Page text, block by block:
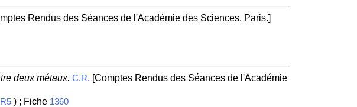
Rendus des Séances de l'Académie des Sciences. Paris.]
deux métaux. C.R. [Comptes Rendus des Séances de l'Académie
R5) ; Fiche 1360